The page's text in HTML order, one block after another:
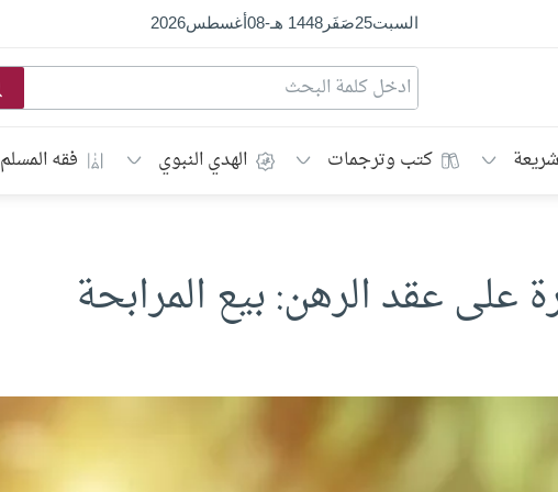
السبت25صَفَر1448 هـ -
08أغسطس2026
شريعة كتب وترجمات الهدي النبوي فقه المسلم
على عقد الرهن: بيع المرابحة